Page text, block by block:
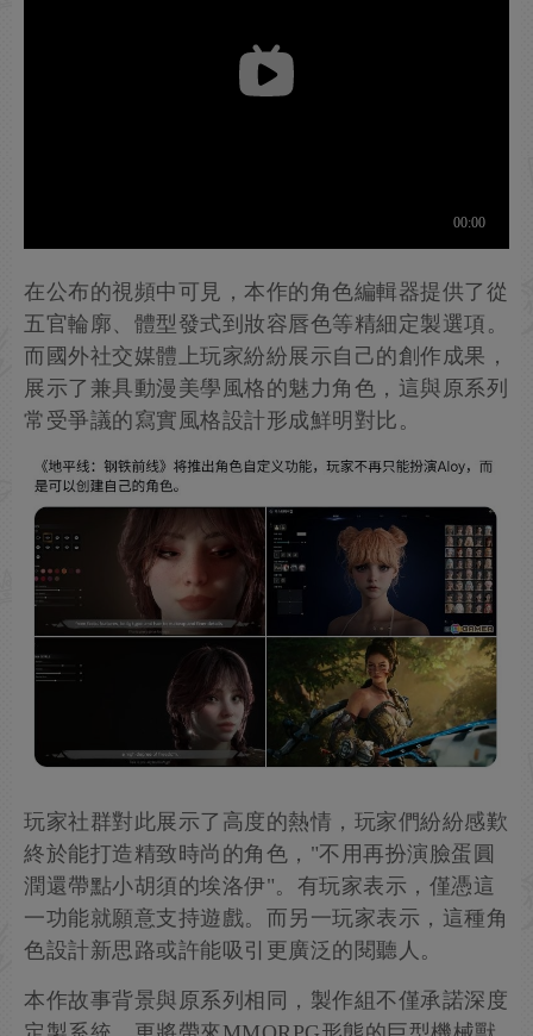
在公布的視頻中可見，本作的角色編輯器提供了從
五官輪廓、體型發式到妝容唇色等精細定製選項。
而國外社交媒體上玩家紛紛展示自己的創作成果，
展示了兼具動漫美學風格的魅力角色，這與原系列
常受爭議的寫實風格設計形成鮮明對比。
玩家社群對此展示了高度的熱情，玩家們紛紛感歎
終於能打造精致時尚的角色，"不用再扮演臉蛋圓
潤還帶點小胡須的埃洛伊"。有玩家表示，僅憑這
一功能就願意支持遊戲。而另一玩家表示，這種角
色設計新思路或許能吸引更廣泛的閱聽人。
本作故事背景與原系列相同，製作組不僅承諾深度